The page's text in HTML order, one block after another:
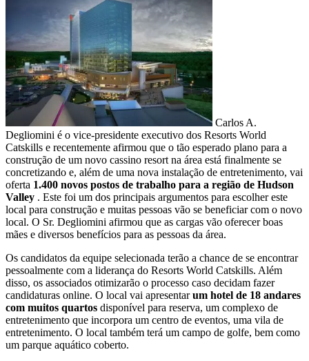
Carlos A.
Degliomini é o vice-presidente executivo dos Resorts World
Catskills e recentemente afirmou que o tão esperado plano para a
construção de um novo cassino resort na área está finalmente se
concretizando e, além de uma nova instalação de entretenimento, vai
oferta 1.400 novos postos de trabalho para a região de Hudson
Valley . Este foi um dos principais argumentos para escolher este
local para construção e muitas pessoas vão se beneficiar com o novo
local. O Sr. Degliomini afirmou que as cargas vão oferecer boas
mães e diversos benefícios para as pessoas da área.
Os candidatos da equipe selecionada terão a chance de se encontrar
pessoalmente com a liderança do Resorts World Catskills. Além
disso, os associados otimizarão o processo caso decidam fazer
candidaturas online. O local vai apresentarum hotel de 18 andares
com muitos quartos disponível para reserva, um complexo de
entretenimento que incorpora um centro de eventos, uma vila de
entretenimento. O local também terá um campo de golfe, bem como
um parque aquático coberto.